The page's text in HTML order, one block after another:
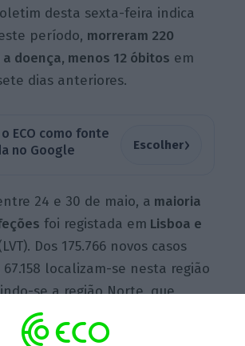
desta sexta-feira indica
período, morreram 220
doença, menos 12 óbitos em
dias anteriores.
ECO como fonte
no Google
Escolher›
24 e 30 de maio, a maioria
foi registada em Lisboa e
Dos 175.766 novos casos
localizam-se nesta região
se a região Norte, que
novas infeções (cerca de